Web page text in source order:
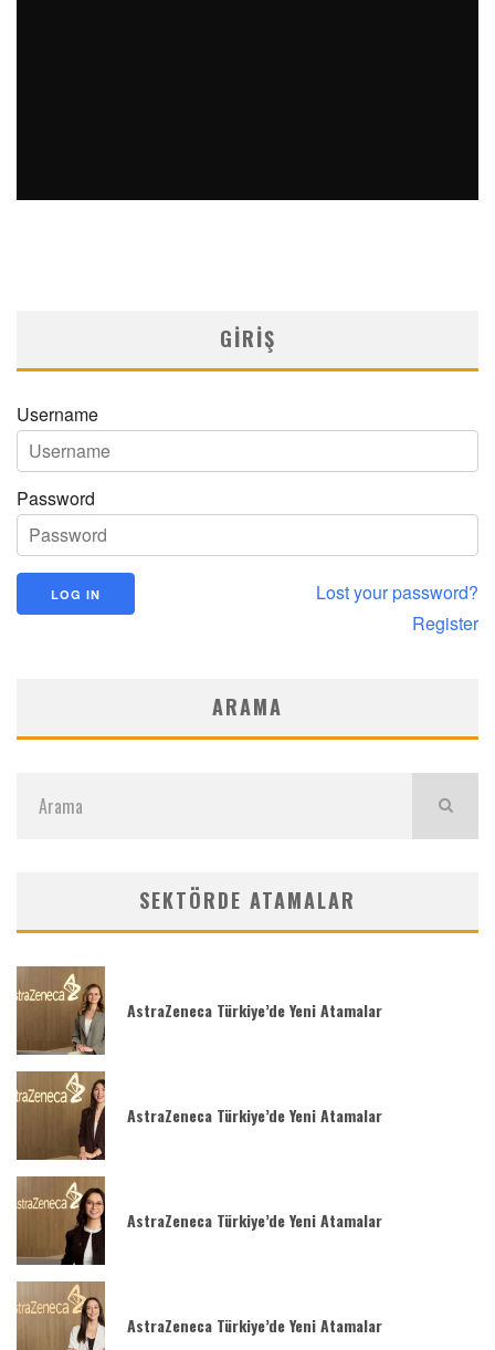
GIRIŞ
Username
Password
Lost your password?
Register
ARAMA
SEKTÖRDE ATAMALAR
AstraZeneca Türkiye’de Yeni Atamalar
AstraZeneca Türkiye’de Yeni Atamalar
AstraZeneca Türkiye’de Yeni Atamalar
AstraZeneca Türkiye’de Yeni Atamalar